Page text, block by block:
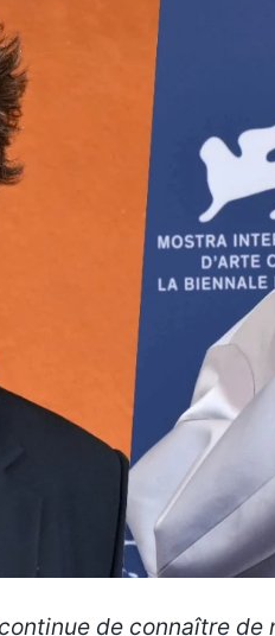
de connaître